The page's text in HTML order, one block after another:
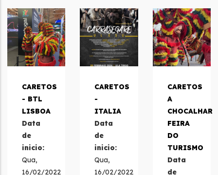
CARETOS
- BTL
LISBOA
Data
de
inicio:
Qua,
16/02/2022
CARETOS
-
ITALIA
Data
de
inicio:
Qua,
16/02/2022
CARETOS
A
CHOCALHAR
FEIRA
DO
TURISMO
Data
de